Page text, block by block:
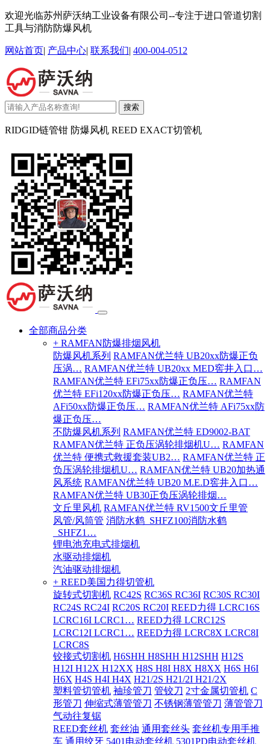
欢迎光临苏州萨沃纳工业设备有限公司--专注于进口管道切割
工具与消防防爆风机
网站首页| 产品中心| 联系我们| 400-004-0512
搜索
RIDGID链管钳 防爆风机 REED EXACT切管机
全部商品分类
+ RAMFAN防爆排烟风机
防爆风机系列 RAMFAN优兰特 UB20xx防爆正负
压涡… RAMFAN优兰特 UB20xx MED窖井入口…
RAMFAN优兰特 EFi75xx防爆正负压… RAMFAN
优兰特 EFi120xx防爆正负压… RAMFAN优兰特
AFi50xx防爆正负压… RAMFAN优兰特 AFi75xx防
爆正负压…
不防爆风机系列 RAMFAN优兰特 ED9002-BAT
RAMFAN优兰特 正负压涡轮排烟机U… RAMFAN
优兰特 便携式救援套装UB2… RAMFAN优兰特 正
负压涡轮排烟机U… RAMFAN优兰特 UB20加热通
风系统 RAMFAN优兰特 UB20 M.E.D窖井入口…
RAMFAN优兰特 UB30正负压涡轮排烟…
文丘里风机 RAMFAN优兰特 RV1500文丘里管
风管/风筒管 消防水鹤_SHFZ100消防水鹤
_SHFZ1…
锂电池充电式排烟机
水驱动排烟机
汽油驱动排烟机
+ REED美国力得切管机
旋转式切割机 RC42S RC36S RC36I RC30S RC30I
RC24S RC24I RC20S RC20I REED力得 LCRC16S
LCRC16I LCRC1… REED力得 LCRC12S
LCRC12I LCRC1… REED力得 LCRC8X LCRC8I
LCRC8S
铰接式切割机 H6SHH H8SHH H12SHH H12S
H12I H12X H12XX H8S H8I H8X H8XX H6S H6I
H6X H4S H4I H4X H21/2S H21/2I H21/2X
塑料管切管机 袖珍管刀 管铰刀 2寸金属切管机 C
形管刀 伸缩式薄管管刀 不锈钢薄管管刀 薄管管刀
气动往复锯
REED套丝机 套丝油 通用套丝头 套丝机专用手推
车 通用绞牙 5401电动套丝机 5301PD电动套丝机